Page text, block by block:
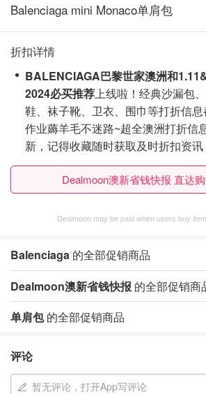
Balenciaga mini Monaco单肩包
折扣详情
BALENCIAGA巴黎世家澳洲和
2024必买推荐上线啦！经典沙漏包
鞋、袜子靴、卫衣、围巾等打折信
作业薅羊毛不迷路~超全澳洲打折信
新，记得收藏随时获取及时折扣资讯
Dealmoon澳新省钱快报 直达
Dealmoon may be paid when users buy
Balenciaga 的全部促销商品
Dealmoon澳新省钱快报 的全部促销商
单肩包的全部促销商品
评论
暂无评论，打开App写评论